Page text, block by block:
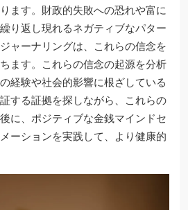
ます。財政的失敗への恐れや富に
り返し現れるネガティブなパター
ャーナリングは、これらの信念を
ます。これらの信念の起源を分析
経験や社会的影響に根ざしている
する証拠を探しながら、これらの
に、ポジティブな金銭マインドセ
ーションを実践して、より健康的